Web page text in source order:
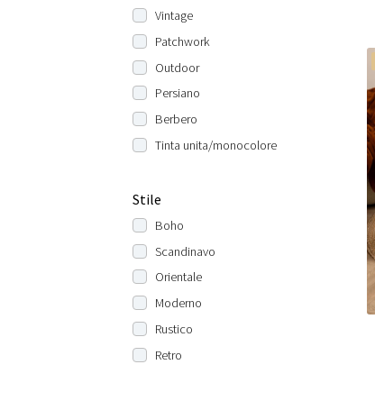
Vintage
Patchwork
Outdoor
Persiano
Berbero
Tinta unita/monocolore
Stile
Boho
Scandinavo
Orientale
Moderno
Rustico
Retro